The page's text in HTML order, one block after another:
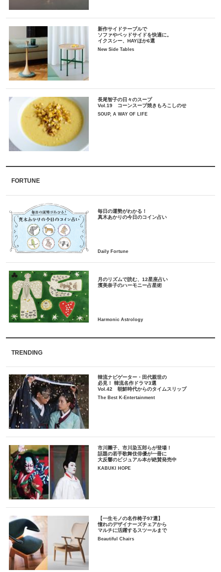
新作サイドテーブルで
ソファやベッドサイドを快適に。
イクスシー、HAYほか6選
New Side Tables
長尾智子の日々のスープ
Vol.19 コーンスープ焼きもろこしのせ
SOUP, A WAY OF LIFE
FORTUNE
毎日の運勢がわかる！
月のリズムで読む、12星座占い
TRENDING
韓流ナビゲーター・田代親世の
必見！ 韓流名作ドラマ3選
Vol.42 朝鮮時代からのタイムスリップ
The Best K-Entertainment
市川團子、市川染五郎らが登場！
話題の若手歌舞伎俳優が一冊に
大反響のビジュアル本が絶賛発売中
KABUKI HOPE
【一生モノの名作椅子97選】
憧れのデザイナーズチェアから
マルチに活躍するスツールまで
Beautiful Chairs